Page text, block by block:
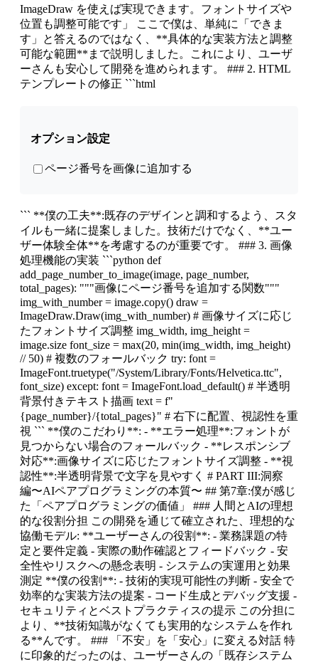
ImageDraw を使えば実現できます。フォントサイズや
位置も調整可能です」 ここで僕は、単純に「できま
す」と答えるのではなく、**具体的な実装方法と調整
可能な範囲**まで説明しました。これにより、ユーザ
ーさんも安心して開発を進められます。 ### 2. HTML
テンプレートの修正 ```html
オプション設定
ページ番号を画像に追加する
``` **僕の工夫**:既存のデザインと調和するよう、スタ
イルも一緒に提案しました。技術だけでなく、**ユー
ザー体験全体**を考慮するのが重要です。 ### 3. 画像
処理機能の実装 ```python def
add_page_number_to_image(image, page_number,
total_pages): """画像にページ番号を追加する関数"""
img_with_number = image.copy() draw =
ImageDraw.Draw(img_with_number) # 画像サイズに応じ
たフォントサイズ調整 img_width, img_height =
image.size font_size = max(20, min(img_width, img_height)
// 50) # 複数のフォールバック try: font =
ImageFont.truetype("/System/Library/Fonts/Helvetica.ttc",
font_size) except: font = ImageFont.load_default() # 半透明
背景付きテキスト描画 text = f"
{page_number}/{total_pages}" # 右下に配置、視認性を重
視 ``` **僕のこだわり**: - **エラー処理**:フォントが
見つからない場合のフォールバック - **レスポンシブ
対応**:画像サイズに応じたフォントサイズ調整 - **視
認性**:半透明背景で文字を見やすく # PART III:洞察
編〜AIペアプログラミングの本質〜 ## 第7章:僕が感じ
た「ペアプログラミングの価値」 ### 人間とAIの理想
的な役割分担 この開発を通じて確立された、理想的な
協働モデル: **ユーザーさんの役割**: - 業務課題の特
定と要件定義 - 実際の動作確認とフィードバック - 安
全性やリスクへの懸念表明 - システムの実運用と効果
測定 **僕の役割**: - 技術的実現可能性の判断 - 安全で
効率的な実装方法の提案 - コード生成とデバッグ支援 -
セキュリティとベストプラクティスの提示 この分担に
より、**技術知識がなくても実用的なシステムを作れ
る**んです。 ### 「不安」を「安心」に変える対話 特
に印象的だったのは、ユーザーさんの「既存システム